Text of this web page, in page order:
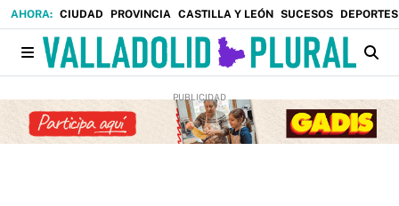
CIUDAD PROVINCIA CASTILLA Y LEÓN SUCESOS DEPORTES